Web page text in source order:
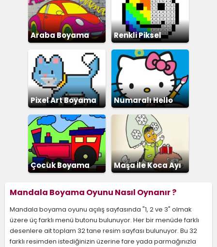
Araba Boyama
Renkli Piksel
Boyama
Pixel Art Boyama
Numaralı Hello
Kitty Boyama
Çocuk Boyama
Maşa İle Koca Ayı
Mandala Boyama Oyunu Nasıl Oynanır ?
Mandala boyama oyunu açılış sayfasında "1, 2 ve 3" olmak
üzere üç farklı menü butonu bulunuyor. Her bir menüde farklı
desenlere ait toplam 32 tane resim sayfası bulunuyor. Bu 32
farklı resimden istediğinizin üzerine fare yada parmağınızla